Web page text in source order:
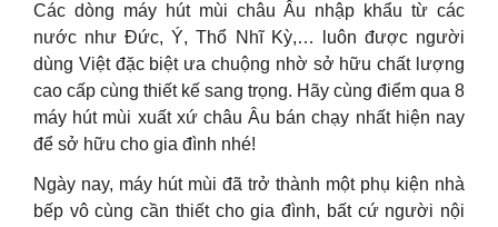
Các dòng máy hút mùi châu Âu nhập khẩu từ các
nước như Đức, Ý, Thổ Nhĩ Kỳ,… luôn được người
dùng Việt đặc biệt ưa chuộng nhờ sở hữu chất lượng
cao cấp cùng thiết kế sang trọng. Hãy cùng điểm qua 8
máy hút mùi xuất xứ châu Âu bán chạy nhất hiện nay
để sở hữu cho gia đình nhé!
Ngày nay, máy hút mùi đã trở thành một phụ kiện nhà
bếp vô cùng cần thiết cho gia đình, bất cứ người nội